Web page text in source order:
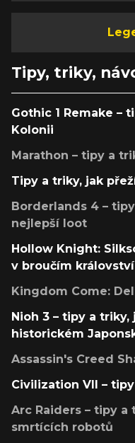
Tipy, triky,
Gothic 1 Remake –
Kolonii
Marathon – tipy a
Tipy a triky, jak
Borderlands 4 –
nejlepší loot
Hollow Knight:
v broučím království
Kingdom Come:
Nioh 3 – tipy a
historickém
Assassin's Creed
Civilization VII –
Arc Raiders – tipy
smrtících robotů